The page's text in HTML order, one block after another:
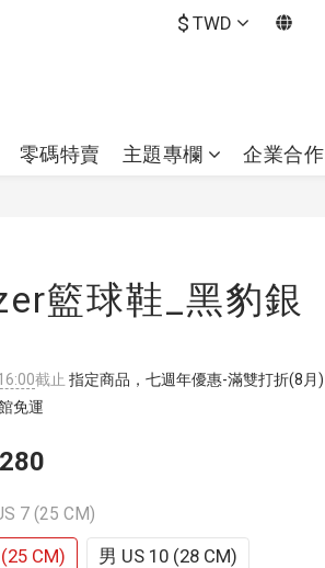
$ TWD
零碼特賣 主題專欄 企業合作
籃球鞋_黑豹銀
截止 指定商品，七週年優惠-滿雙打折(8月)
免運
7 (25 CM)
CM) 男 US 10 (28 CM)